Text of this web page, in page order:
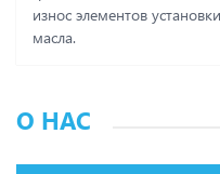
износ элементов
масла.
О НАС